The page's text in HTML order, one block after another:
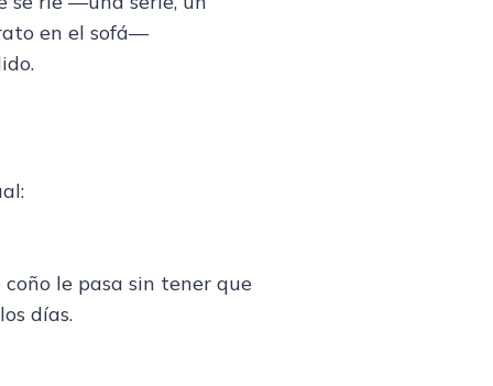
en el sofá—
le pasa sin tener que
días.